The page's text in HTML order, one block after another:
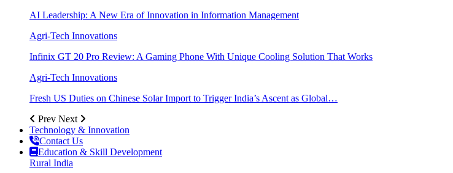
AI Leadership: A New Era of Innovation in Information Management
Agri-Tech Innovations
Infinix GT 20 Pro Review: A Gaming Phone With Unique Cooling Solution That Works
Agri-Tech Innovations
Fresh US Duties on Chinese Solar Import to Trigger India’s Ascent as Global…
Prev Next
Technology & Innovation
Contact Us
Education & Skill Development
Rural India